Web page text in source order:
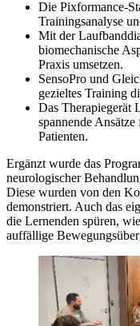
Die Pixformance-
Trainingsanalyse
Mit der
biomechanische
Praxis umsetzen.
SensoPro und
gezieltes Training
Das Therapiegerät
spannende
Patienten.
Ergänzt wurde das
neurologischer
Diese wurden von den
demonstriert. Auch das
die Lernenden spüren,
auffällige